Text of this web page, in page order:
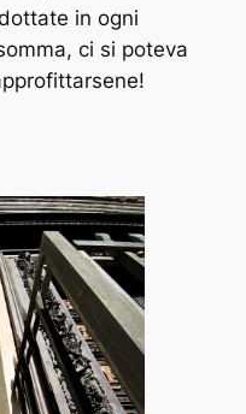
in ogni
ci si poteva